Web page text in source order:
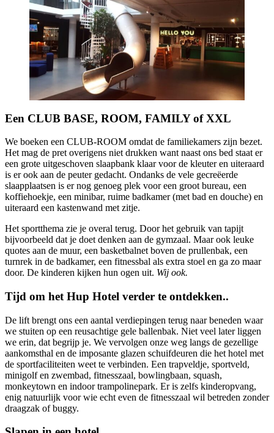
Een CLUB BASE, ROOM, FAMILY of XXL
We boeken een CLUB-ROOM omdat de familiekamers zijn bezet.
Het mag de pret overigens niet drukken want naast ons bed staat er
een grote uitgeschoven slaapbank klaar voor de kleuter en uiteraard
is er ook aan de peuter gedacht. Ondanks de vele gecreëerde
slaapplaatsen is er nog genoeg plek voor een groot bureau, een
koffiehoekje, een minibar, ruime badkamer (met bad en douche) en
uiteraard een kastenwand met zitje.
Het sportthema zie je overal terug. Door het gebruik van tapijt
bijvoorbeeld dat je doet denken aan de gymzaal. Maar ook leuke
quotes aan de muur, een basketbalnet boven de prullenbak, een
turnrek in de badkamer, een fitnessbal als extra stoel en ga zo maar
door. De kinderen kijken hun ogen uit. Wij ook.
Tijd om het Hup Hotel verder te ontdekken..
De lift brengt ons een aantal verdiepingen terug naar beneden waar
we stuiten op een reusachtige gele ballenbak. Niet veel later liggen
we erin, dat begrijp je. We vervolgen onze weg langs de gezellige
aankomsthal en de imposante glazen schuifdeuren die het hotel met
de sportfaciliteiten weet te verbinden. Een trapveldje, sportveld,
minigolf en zwembad, fitnesszaal, bowlingbaan, squash,
monkeytown en indoor trampolinepark. Er is zelfs kinderopvang,
enig natuurlijk voor wie echt even de fitnesszaal wil betreden zonder
draagzak of buggy.